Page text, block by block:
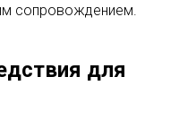
сопровождением.
для